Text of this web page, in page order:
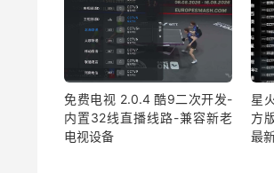
免费电视 2.0.4 酷9二次开发-
内置32线直播线路-兼容新老
电视设备
星
方
最